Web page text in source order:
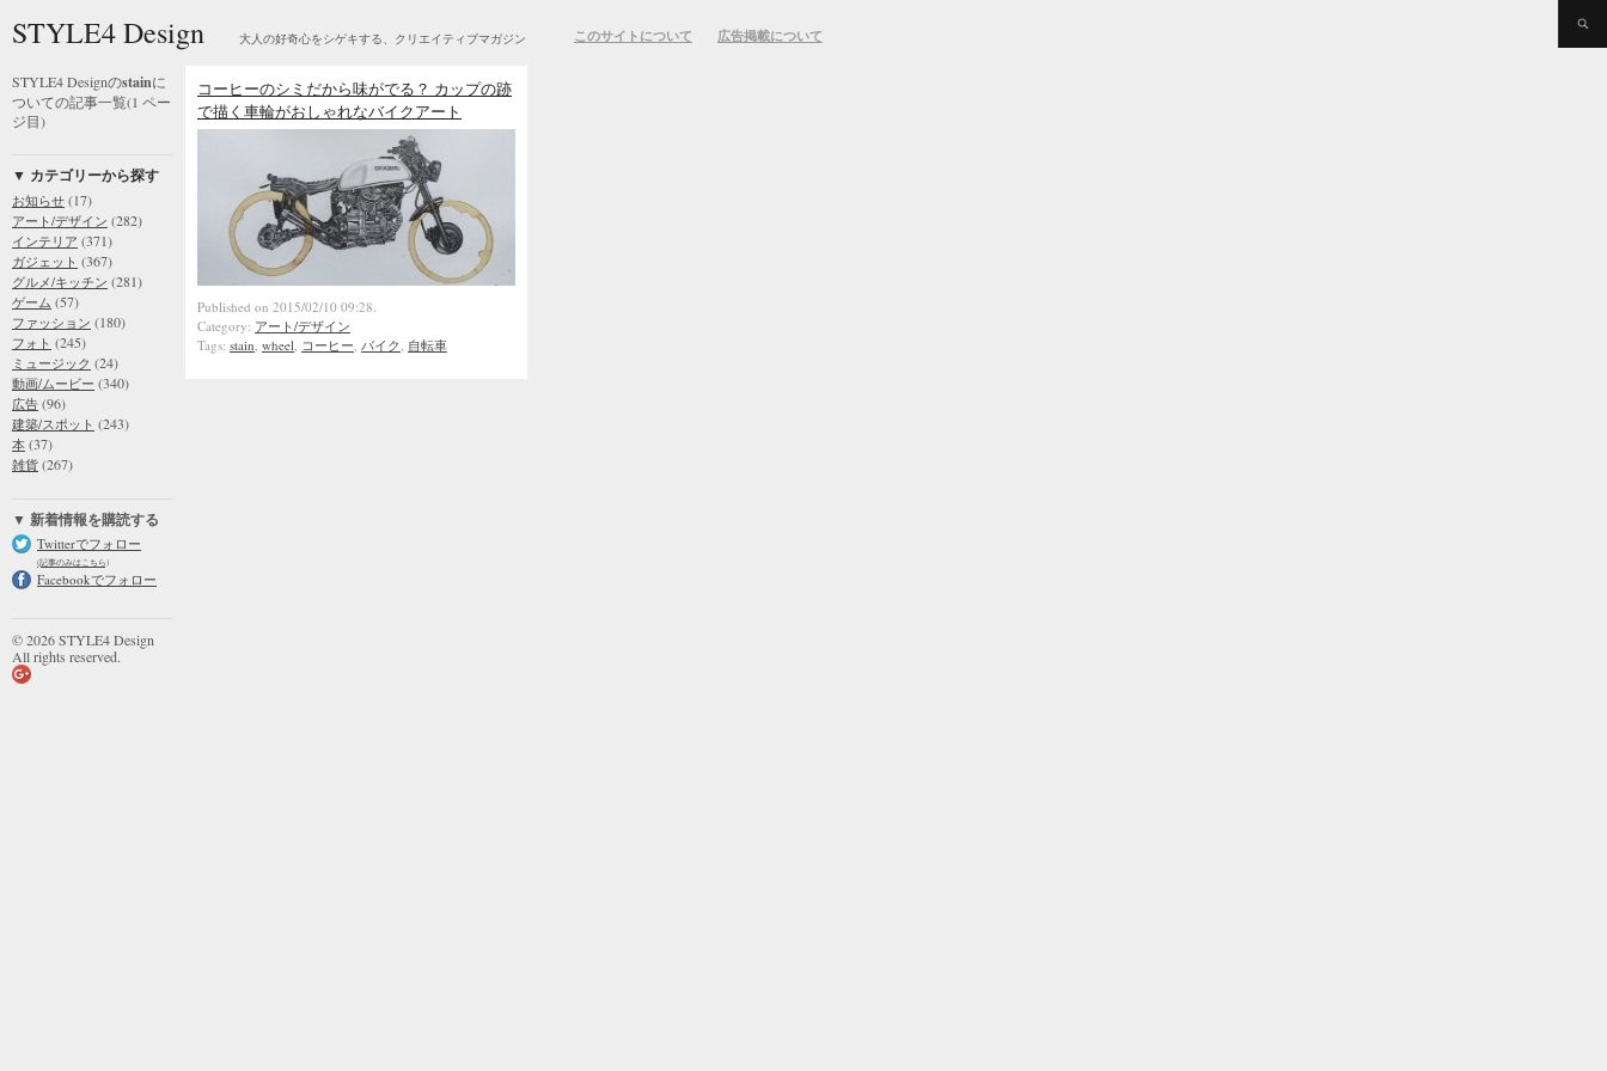
STYLE4 Design 大人の好奇心をシゲキする、クリエイティブマガジン このサイトについて 広告掲載について
STYLE4 Designのstainに
ついての記事一覧(1 ペー
ジ目)
▼ カテゴリーから探す
お知らせ (17)
アート/デザイン (282)
インテリア (371)
ガジェット (367)
グルメ/キッチン (281)
ゲーム (57)
ファッション (180)
フォト (245)
ミュージック (24)
動画/ムービー (340)
広告 (96)
建築/スポット (243)
本 (37)
雑貨 (267)
▼ 新着情報を購読する
Twitterでフォロー
(記事のみはこちら)
Facebookでフォロー
© 2026 STYLE4 Design
All rights reserved.
コーヒーのシミだから味がでる？ カップの跡
で描く車輪がおしゃれなバイクアート
Published on 2015/02/10 09:28.
Category: アート/デザイン
Tags: stain wheel コーヒー バイク 自転車